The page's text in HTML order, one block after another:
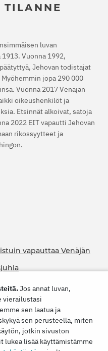
luvan
Vuonna 1992,
Jehovan todistajat
jopa 290 000
Vuonna 2017 Venäjän
oikeushenkilöt ja
Etsinnät alkoivat, satoja
2022 EIT vapautti Jehovan
rikossyytteet ja
vapauttaa Venäjän
Jos annat luvan,
vierailustasi
sen laatua ja
sen perusteella, miten
jotkin sivuston
lukea lisää käyttämistämme